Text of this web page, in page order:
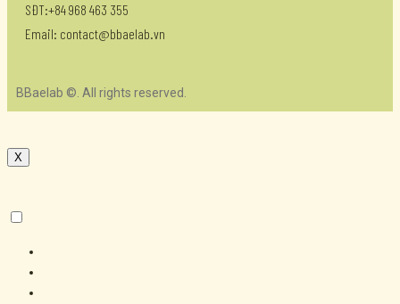
SĐT:+84 968 463 355
Email: contact@bbaelab.vn
BBaelab ©. All rights reserved.
X